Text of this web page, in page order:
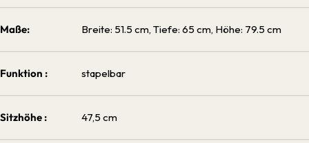
Maße: Breite: 51.5 cm, Tiefe: 65 cm, Höhe: 79.5 cm
Funktion : stapelbar
Sitzhöhe : 47,5 cm